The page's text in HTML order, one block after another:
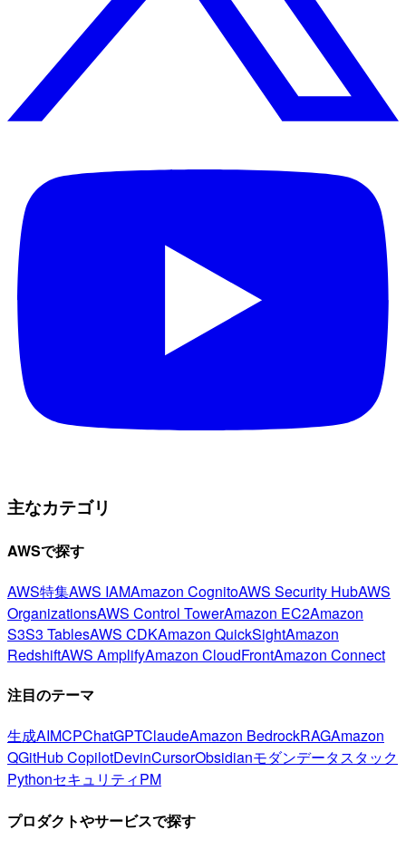
主なカテゴリ
AWSで探す
AWS特集AWS IAMAmazon CognitoAWS Security HubAWS
OrganizationsAWS Control TowerAmazon EC2Amazon
S3S3 TablesAWS CDKAmazon QuickSightAmazon
RedshiftAWS AmplifyAmazon CloudFrontAmazon Connect
注目のテーマ
生成AIMCPChatGPTClaudeAmazon BedrockRAGAmazon
QGitHub CopilotDevinCursorObsidianモダンデータスタック
PythonセキュリティPM
プロダクトやサービスで探す